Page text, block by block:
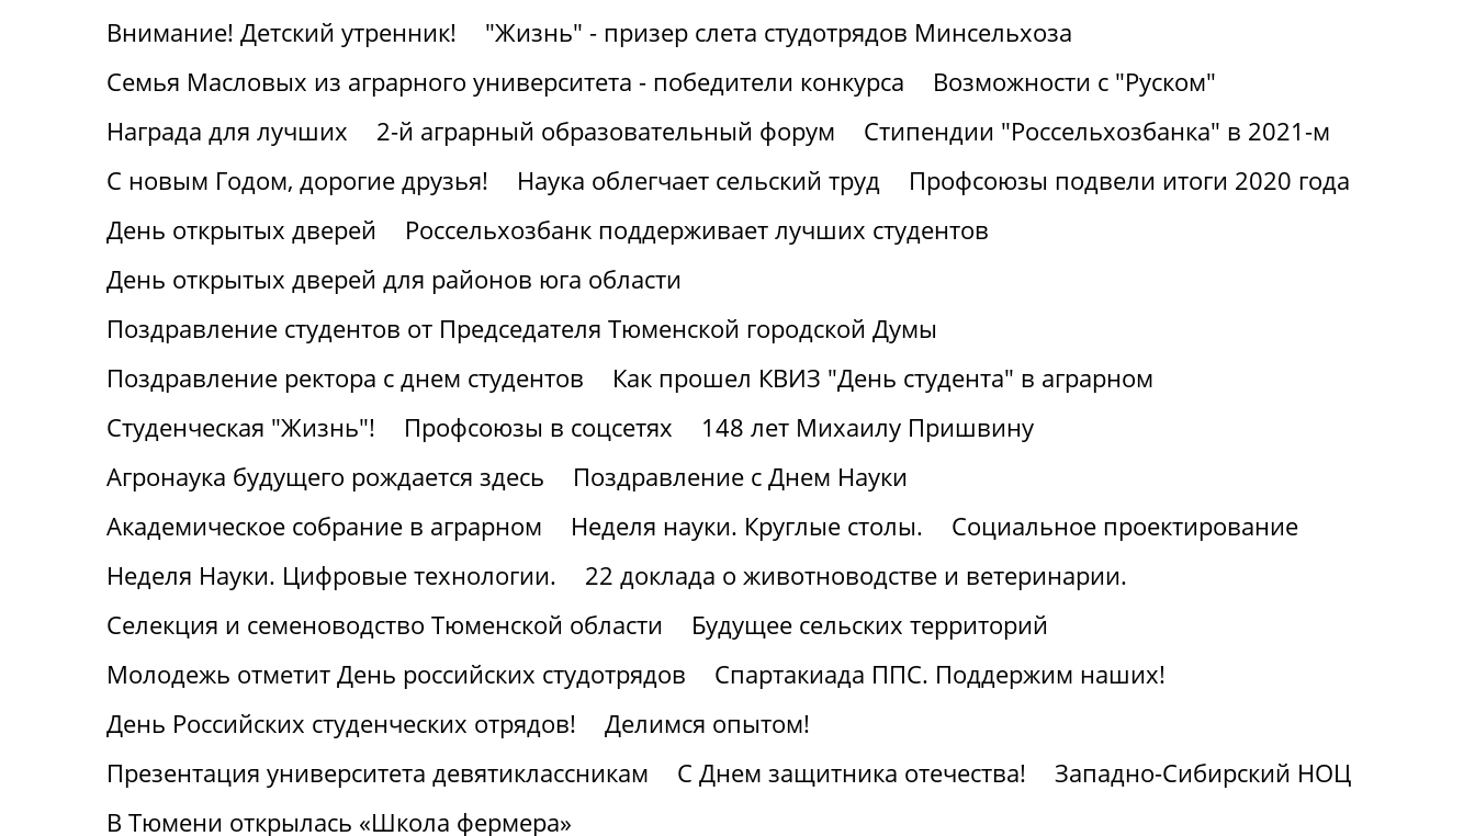
Внимание! Детский утренник!
"Жизнь" - призер слета студотрядов Минсельхоза
Семья Масловых из аграрного университета - победители конкурса
Возможности с "Руском"
Награда для лучших
2-й аграрный образовательный форум
Стипендии "Россельхозбанка" в 2021-м
С новым Годом, дорогие друзья!
Наука облегчает сельский труд
Профсоюзы подвели итоги 2020 года
День открытых дверей
Россельхозбанк поддерживает лучших студентов
День открытых дверей для районов юга области
Поздравление студентов от Председателя Тюменской городской Думы
Поздравление ректора с днем студентов
Как прошел КВИЗ "День студента" в аграрном
Студенческая "Жизнь"!
Профсоюзы в соцсетях
148 лет Михаилу Пришвину
Агронаука будущего рождается здесь
Поздравление с Днем Науки
Академическое собрание в аграрном
Неделя науки. Круглые столы.
Социальное проектирование
Неделя Науки. Цифровые технологии.
22 доклада о животноводстве и ветеринарии.
Селекция и семеноводство Тюменской области
Будущее сельских территорий
Молодежь отметит День российских студотрядов
Спартакиада ППС. Поддержим наших!
День Российских студенческих отрядов!
Делимся опытом!
Презентация университета девятиклассникам
С Днем защитника отечества!
Западно-Сибирский НОЦ
В Тюмени открылась «Школа фермера»